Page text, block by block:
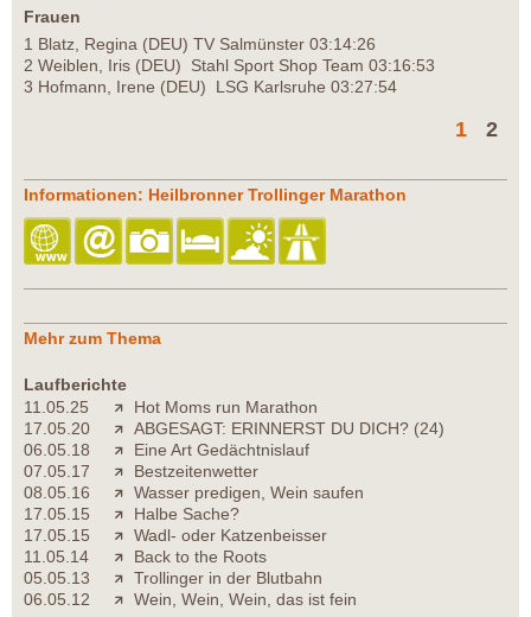
Frauen
1 Blatz, Regina (DEU) TV Salmünster 03:14:26
2 Weiblen, Iris (DEU) Stahl Sport Shop Team 03:16:53
3 Hofmann, Irene (DEU) LSG Karlsruhe 03:27:54
1 2
Informationen: Heilbronner Trollinger Marathon
Mehr zum Thema
Laufberichte
11.05.25
Hot Moms run Marathon
17.05.20
ABGESAGT: ERINNERST DU DICH? (24)
06.05.18
Eine Art Gedächtnislauf
07.05.17
Bestzeitenwetter
08.05.16
Wasser predigen, Wein saufen
17.05.15
Halbe Sache?
17.05.15
Wadl- oder Katzenbeisser
11.05.14
Back to the Roots
05.05.13
Trollinger in der Blutbahn
06.05.12
Wein, Wein, Wein, das ist fein